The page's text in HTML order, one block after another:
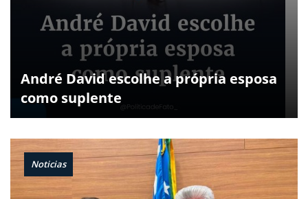
André David escolhe a própria esposa
como suplente
Noticias